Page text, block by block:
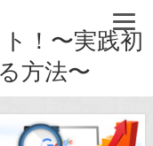
！〜実践初
方法〜